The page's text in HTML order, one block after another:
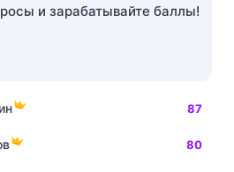
и зарабатывайте баллы!
87
80